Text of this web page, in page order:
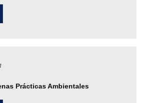
Prácticas Ambientales